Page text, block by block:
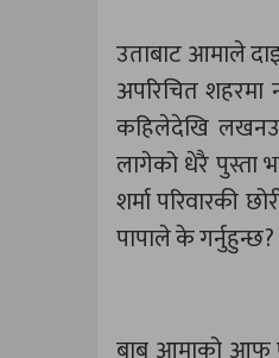
उताबाट आमाले
अपरिचित शहरमा
कहिलेदेखि लखनउ
लागेको धेरै पुस्ता
शर्मा परिवारकी
पापाले के